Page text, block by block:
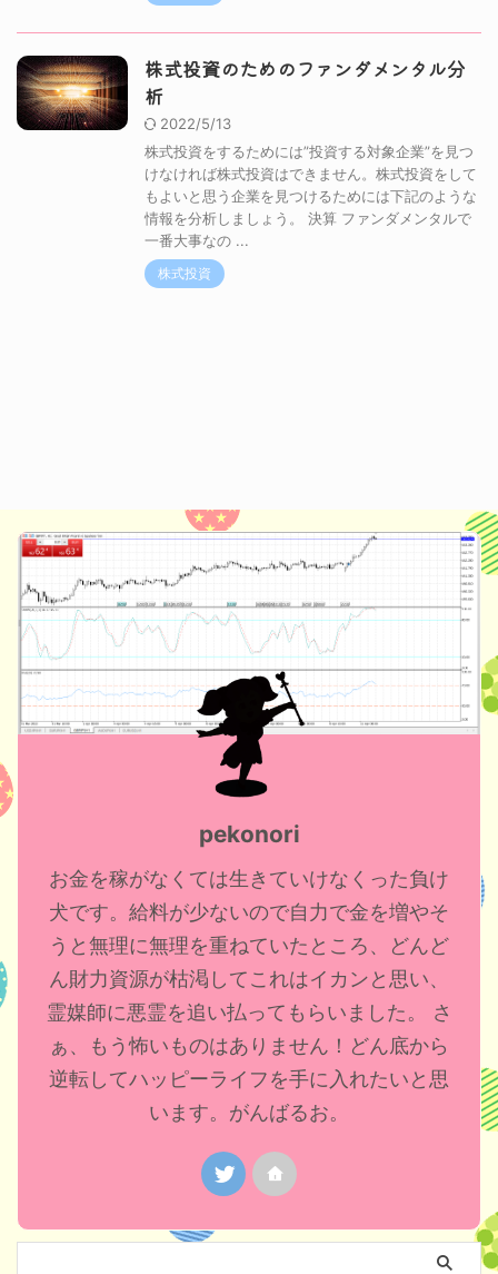
株式投資のためのファンダメンタル分
析
2022/5/13
株式投資をするためには”投資する対象企業”を見つ
けなければ株式投資はできません。株式投資をして
もよいと思う企業を見つけるためには下記のような
情報を分析しましょう。 決算 ファンダメンタルで
一番大事なの ...
株式投資
pekonori
お金を稼がなくては生きていけなくった負け
犬です。給料が少ないので自力で金を増やそ
うと無理に無理を重ねていたところ、どんど
ん財力資源が枯渇してこれはイカンと思い、
霊媒師に悪霊を追い払ってもらいました。 さ
ぁ、もう怖いものはありません！どん底から
逆転してハッピーライフを手に入れたいと思
います。がんばるお。